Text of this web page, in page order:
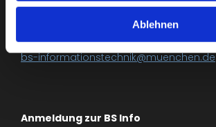
Ablehnen
Riesstr. 34, 80992 München
Tel. +49 (0)89 233-85200
Fax: +49 (0)89 233-85201
bs-informationstechnik@muenchen.de
Anmeldung zur BS Info